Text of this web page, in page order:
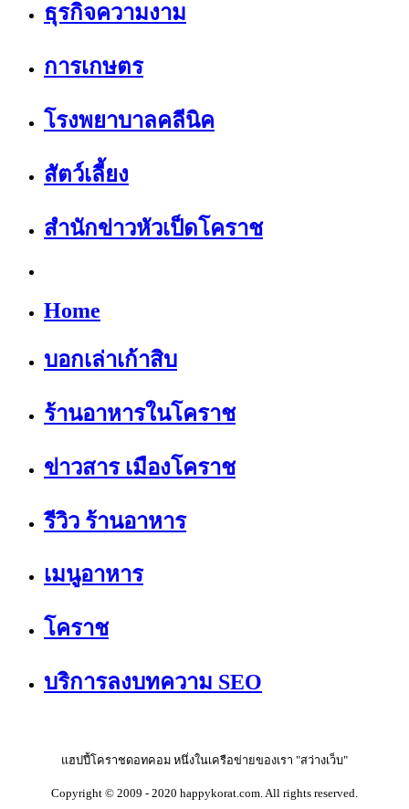
ธุรกิจความงาม
การเกษตร
โรงพยาบาลคลีนิค
สัตว์เลี้ยง
สำนักข่าวหัวเป็ดโคราช
Home
บอกเล่าเก้าสิบ
ร้านอาหารในโคราช
ข่าวสาร เมืองโคราช
รีวิว ร้านอาหาร
เมนูอาหาร
โคราช
บริการลงบทความ SEO
แฮปปี้โคราชดอทคอม หนึ่งในเครือข่ายของเรา "สว่างเว็บ"
Copyright © 2009 - 2020 happykorat.com. All rights reserved.